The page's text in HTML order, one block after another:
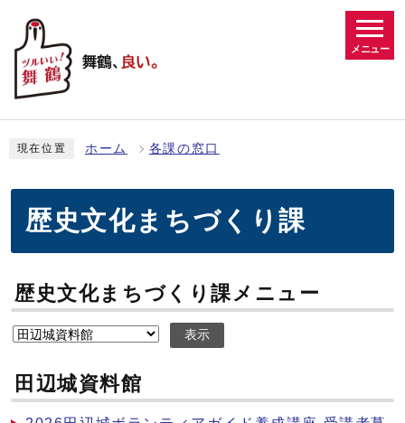
メニュー
現在位置 ホーム 各課の窓口
歴史文化まちづくり課
歴史文化まちづくり課メニュー
表示
田辺城資料館